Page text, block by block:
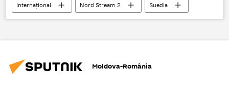
Internaţional Nord Stream 2
Suedia
Seismolog
Explozie
Moldova-România